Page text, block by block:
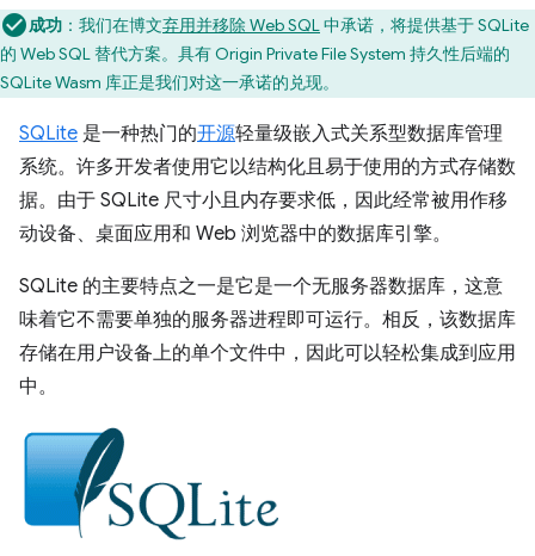
成功 ：我们在博文弃用并移除 Web SQL中承诺，将提供基于 SQLite
的 Web SQL 替代方案。具有 Origin Private File System 持久性后端的
SQLite Wasm 库正是我们对这一承诺的兑现。
SQLite 是一种热门的开源轻量级嵌入式关系型数据库管理
系统。许多开发者使用它以结构化且易于使用的方式存储数
据。由于 SQLite 尺寸小且内存要求低，因此经常被用作移
动设备、桌面应用和 Web 浏览器中的数据库引擎。
SQLite 的主要特点之一是它是一个无服务器数据库，这意
味着它不需要单独的服务器进程即可运行。相反，该数据库
存储在用户设备上的单个文件中，因此可以轻松集成到应用
中。